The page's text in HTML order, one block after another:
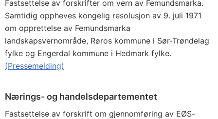
Fastsettelse av forskrifter om vern av Femundsmarka.
Samtidig oppheves kongelig resolusjon av 9. juli 1971
om opprettelse av Femundsmarka
landskapsvernområde, Røros kommune i Sør-Trøndelag
fylke og Engerdal kommune i Hedmark fylke.
(Pressemelding)
Nærings- og handelsdepartementet
Fastsettelse av forskrift om gjennomføring av EØS-